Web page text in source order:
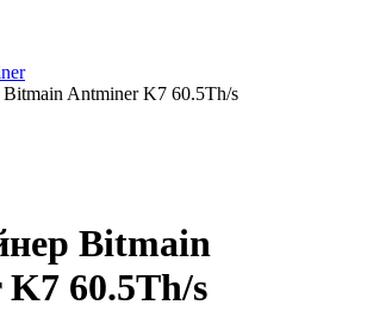
Antminer K7 60.5Th/s
Bitmain
60.5Th/s